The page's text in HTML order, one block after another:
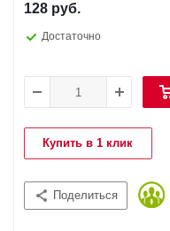
128 руб.
Достаточно
Купить в 1 клик
Поделиться